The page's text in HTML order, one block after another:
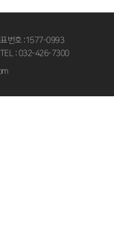
표번호 :1577-0993
TEL : 032-426-7300